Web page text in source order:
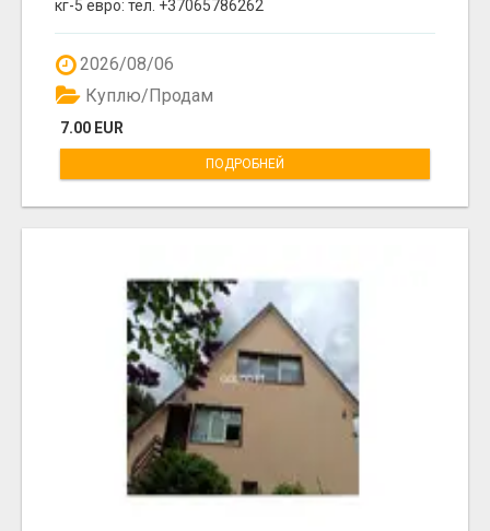
кг-5 евро: тел. +37065786262
2026/08/06
7.00 EUR
Куплю/Продам
ПОДРОБНЕЙ